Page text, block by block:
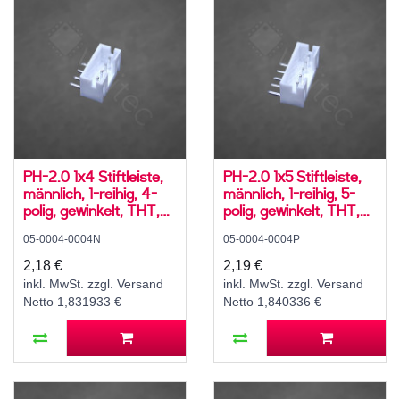
PH-2.0 1x4 Stiftleiste,
männlich, 1-reihig, 4-
polig, gewinkelt, THT,
05-0004-0004N
2,18 €
inkl. MwSt. zzgl. Versand
Netto 1,831933 €
PH-2.0 1x5 Stiftleiste,
männlich, 1-reihig, 5-
polig, gewinkelt, THT,
05-0004-0004P
2,19 €
inkl. MwSt. zzgl. Versand
Netto 1,840336 €